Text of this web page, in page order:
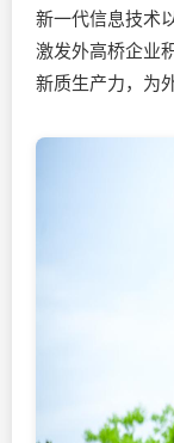
新一代信息技术
激发外高桥企业
新质生产力，为